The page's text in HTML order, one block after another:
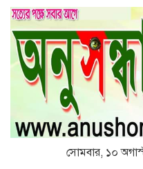
সোমবার, ১০